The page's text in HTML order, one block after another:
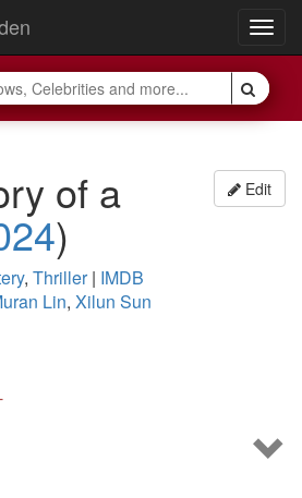
Edit
of a
)
, Thriller| IMDB
Lin, Xilun Sun